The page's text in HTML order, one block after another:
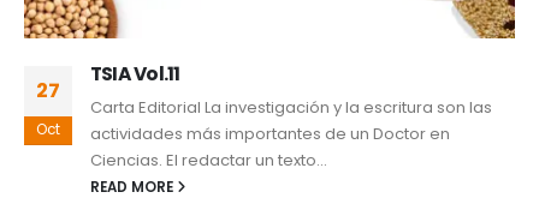
27
Oct
TSIA Vol.11
Carta Editorial La investigación y la escritura son las
actividades más importantes de un Doctor en
Ciencias. El redactar un texto...
READ MORE